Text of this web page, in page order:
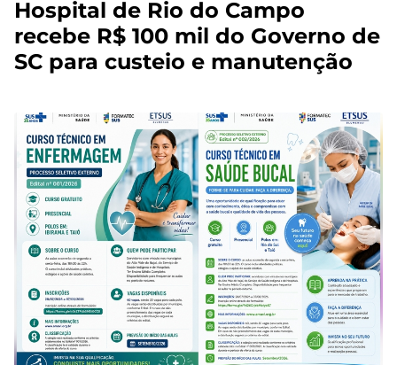
Hospital de Rio do Campo
recebe R$ 100 mil do Governo de
SC para custeio e manutenção